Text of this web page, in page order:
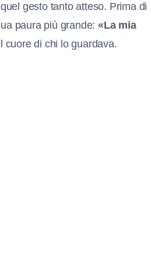
gesto tanto atteso. Prima di
paura più grande: «La mia
cuore di chi lo guardava.